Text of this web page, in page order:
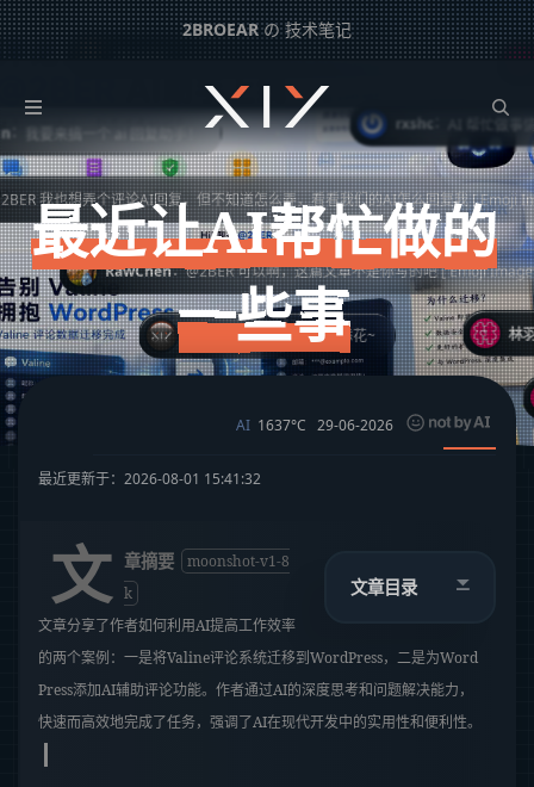
2BROEARの 技术笔记
最近让AI帮忙做的一些事
下一篇：车前挡玻璃裂开了
最近让AI帮忙做的
一些事
2broear @Kevin，搞吧，我看你画板就搞的很好
回复助手！
AI回复，但不知道怎么弄，看看我们的AI怎么回复我 [ Emoji Image ]
RawChen：@2BER 可以啊，这篇文章不是你写的吧 [ Emoji Image ]
2broear： @满心，锦上添花~
rxshc：AI 帮忙做事情现在确实越来
林羽凡：@2BER，
林羽凡：
林羽凡：
AI 1637°C 29-06-2026
最近更新于：2026-08-01 15:41:32
文章目录
文 章摘要
moonshot-v1-8
k
文章分享了作者如何利用AI提高工作效率
的两个案例：一是将Valine评论系统迁移到WordPress，二是为Word
Press添加AI辅助评论功能。作者通过AI的深度思考和问题解决能力，
快速而高效地完成了任务，强调了AI在现代开发中的实用性和便利性。